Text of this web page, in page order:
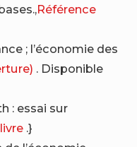
Référence
; l’économie des
. Disponible
: essai sur
.}